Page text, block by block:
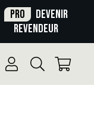
Pro
Devenir
revendeur